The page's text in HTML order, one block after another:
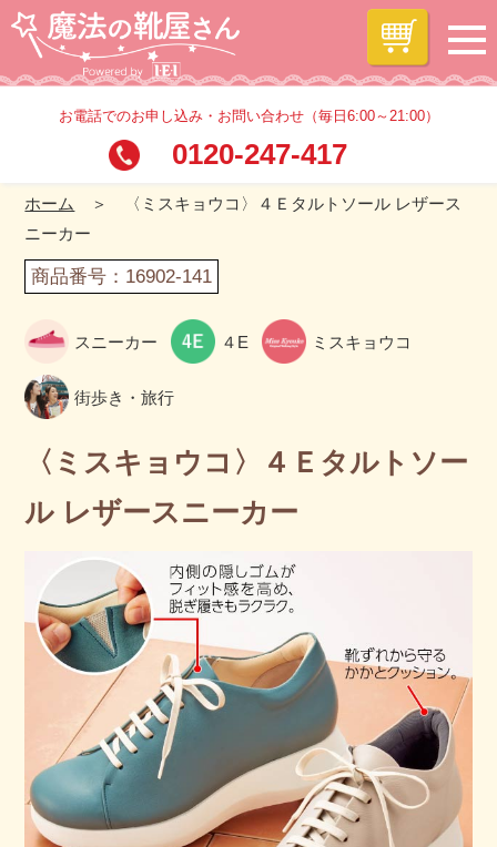
お電話でのお申し込み・お問い合わせ（毎日6:00～21:00）
0120-247-417
ホーム
＞ 〈ミスキョウコ〉４Ｅタルトソール レザース
ニーカー
商品番号：16902-141
スニーカー ４E ミスキョウコ
街歩き・旅行
〈ミスキョウコ〉４Ｅタルトソー
ル レザースニーカー